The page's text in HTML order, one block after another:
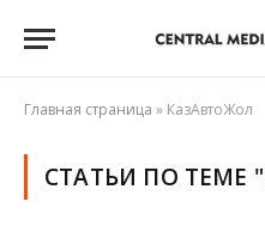
Главная страница » КазАвтоЖол
СТАТЬИ ПО ТЕМЕ "